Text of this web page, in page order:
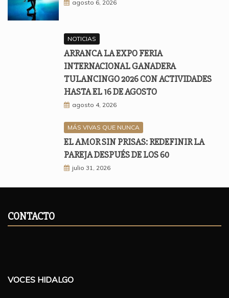
agosto 6, 2026
NOTICIAS
ARRANCA LA EXPO FERIA
INTERNACIONAL GANADERA
TULANCINGO 2026 CON ACTIVIDADES
HASTA EL 16 DE AGOSTO
agosto 4, 2026
MÁS VIVAS QUE NUNCA
EL AMOR SIN PRISAS: REDEFINIR LA
PAREJA DESPUÉS DE LOS 60
julio 31, 2026
CONTACTO
VOCES HIDALGO